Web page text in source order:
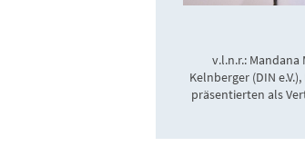
v.l.n.r.: Mandana
Kelnberger (DIN
präsentierten als